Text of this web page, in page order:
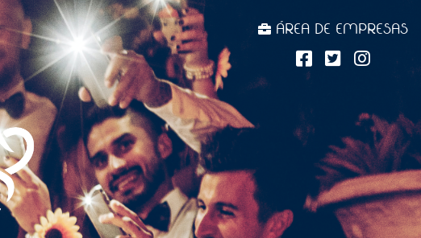
ÁREA DE EMPRESAS